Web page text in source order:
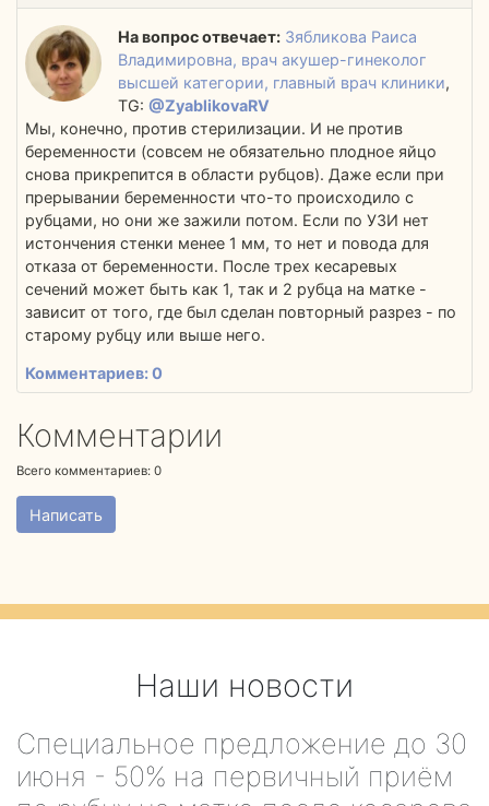
На вопрос отвечает: Зябликова Раиса
Владимировна, врач акушер-гинеколог
высшей категории, главный врач клиники,
TG: @ZyablikovaRV
Мы, конечно, против стерилизации. И не против
беременности (совсем не обязательно плодное яйцо
снова прикрепится в области рубцов). Даже если при
прерывании беременности что-то происходило с
рубцами, но они же зажили потом. Если по УЗИ нет
истончения стенки менее 1 мм, то нет и повода для
отказа от беременности. После трех кесаревых
сечений может быть как 1, так и 2 рубца на матке -
зависит от того, где был сделан повторный разрез - по
старому рубцу или выше него.
Комментариев: 0
Комментарии
Всего комментариев: 0
Написать
Наши новости
Специальное предложение до 30
июня - 50% на первичный приём